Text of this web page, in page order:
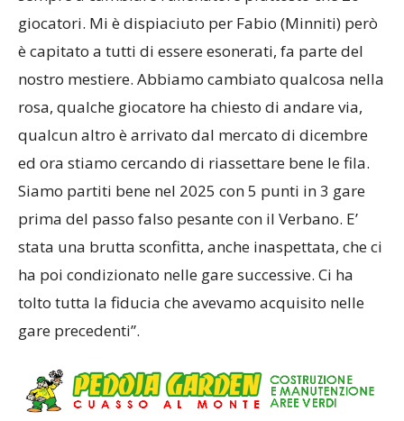
giocatori. Mi è dispiaciuto per Fabio (Minniti) però
è capitato a tutti di essere esonerati, fa parte del
nostro mestiere. Abbiamo cambiato qualcosa nella
rosa, qualche giocatore ha chiesto di andare via,
qualcun altro è arrivato dal mercato di dicembre
ed ora stiamo cercando di riassettare bene le fila.
Siamo partiti bene nel 2025 con 5 punti in 3 gare
prima del passo falso pesante con il Verbano. E’
stata una brutta sconfitta, anche inaspettata, che ci
ha poi condizionato nelle gare successive. Ci ha
tolto tutta la fiducia che avevamo acquisito nelle
gare precedenti”.